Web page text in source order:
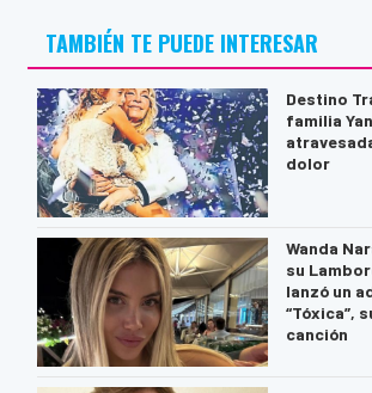
TAMBIÉN TE PUEDE INTERESAR
Destino
familia
dolor
Wanda
su
lanzó un
“Tóxica”,
canción